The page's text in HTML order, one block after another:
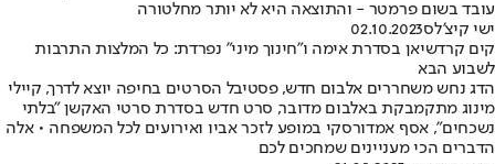
עובד בשום פרמטר - והתוצאה היא לא יותר מחלטורה
ישי קיצ'לס02.10.2023
קים קרדשיאן בסדרת אימה ו"חינוך מיני" נפרדת: כל המלצות התרבות
לשבוע הבא
הדג נחש משחררים אלבום חדש, פסטיבל הסרטים בחיפה יוצא לדרך, קיילי
מינוג מתקמבקת באלבום מדובר, סרט חדש בסדרת סרטי האקשן "בלתי
נשכחים", אסף אמדורסקי במופע לזכר אביו ואירועים לכל המשפחה • אלה
הדברים הכי מעניינים שמחכים לכם